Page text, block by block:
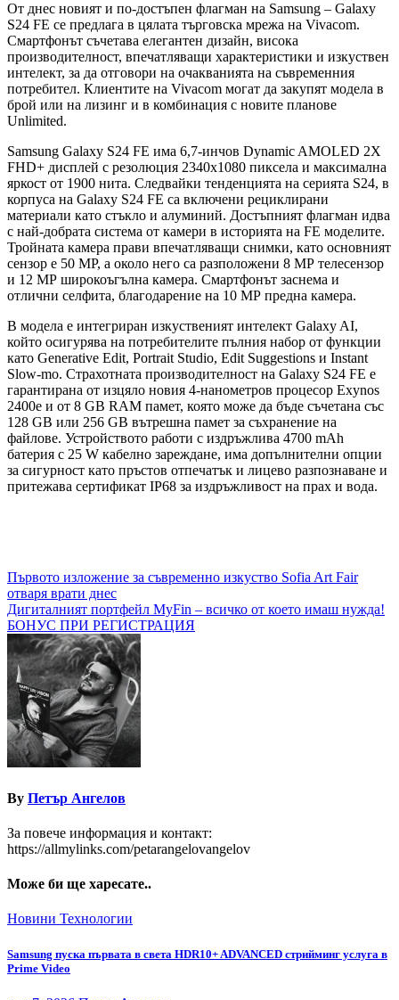
От днес новият и по-достъпен флагман на Samsung – Galaxy
S24 FE се предлага в цялата търговска мрежа на Vivacom.
Смартфонът съчетава елегантен дизайн, висока
производителност, впечатляващи характеристики и изкуствен
интелект, за да отговори на очакванията на съвременния
потребител. Клиентите на Vivacom могат да закупят модела в
брой или на лизинг и в комбинация с новите планове
Unlimited.
Samsung Galaxy S24 FE има 6,7-инчов Dynamic AMOLED 2X
FHD+ дисплей с резолюция 2340х1080 пиксела и максимална
яркост от 1900 нита. Следвайки тенденцията на серията S24, в
корпуса на Galaxy S24 FE са включени рециклирани
материали като стъкло и алуминий. Достъпният флагман идва
с най-добрата система от камери в историята на FE моделите.
Тройната камера прави впечатляващи снимки, като основният
сензор е 50 МР, а около него са разположени 8 МР телесензор
и 12 МР широкоъгълна камера. Смартфонът заснема и
отлични селфита, благодарение на 10 МР предна камера.
В модела е интегриран изкуственият интелект Galaxy AI,
който осигурява на потребителите пълния набор от функции
като Generative Edit, Portrait Studio, Edit Suggestions и Instant
Slow-mo. Страхотната производителност на Galaxy S24 FE е
гарантирана от изцяло новия 4-нанометров процесор Exynos
2400e и от 8 GB RAM памет, която може да бъде съчетана със
128 GB или 256 GB вътрешна памет за съхранение на
файлове. Устройството работи с издръжлива 4700 mAh
батерия с 25 W кабелно зареждане, има допълнителни опции
за сигурност като пръстов отпечатък и лицево разпознаване и
притежава сертификат IP68 за издръжливост на прах и вода.
Навигация
Първото изложение за съвременно изкуство Sofia Art Fair
отваря врати днес
Дигиталният портфейл MyFin – всичко от което имаш нужда!
БОНУС ПРИ РЕГИСТРАЦИЯ
By Петър Ангелов
За повече информация и контакт:
https://allmylinks.com/petarangelovangelov
Може би ще харесате..
Новини Технологии
Samsung пуска първата в света HDR10+ ADVANCED стрийминг услуга в
Prime Video